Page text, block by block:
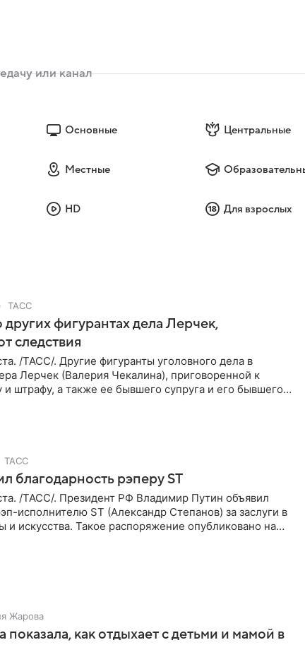
Основные Центральные
Местные
HD Для взрослых
ТАСС
фигурантах дела Лерчек,
следствия
/ТАСС/. Другие фигуранты уголовного дела в
Лерчек (Валерия Чекалина), приговоренной к
и штрафу, а также ее бывшего супруга и его бывшего
ТАСС
благодарность рэперу ST
/ТАСС/. Президент РФ Владимир Путин объявил
исполнителю ST (Александр Степанов) за заслуги в
и искусства. Такое распоряжение опубликовано на
Жарова
как отдыхает с детьми и мамой в